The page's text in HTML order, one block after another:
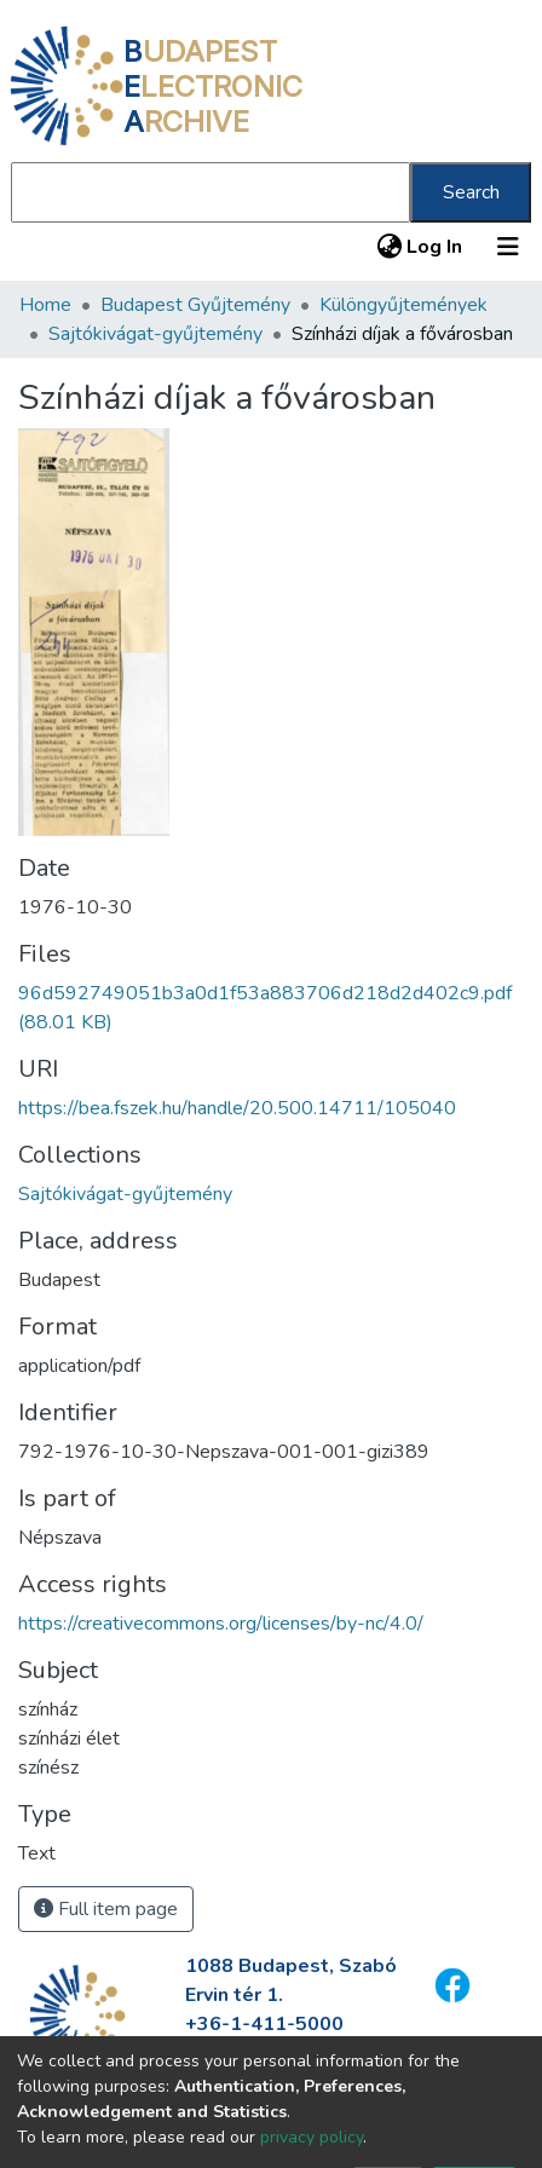
BUDAPEST
ELECTRONIC
ARCHIVE
Search
Log In (current)
Communities & Collections
Statistics
About us
Home Budapest Gyűjtemény
Különgyűjtemények
Sajtókivágat-gyűjtemény
Színházi díjak a fővárosban
Színházi díjak a fővárosban
Date
1976-10-30
Files
96d592749051b3a0d1f53a883706d218d2d402c9.pdf
(88.01 KB)
URI
https://bea.fszek.hu/handle/20.500.14711/105040
Collections
Sajtókivágat-gyűjtemény
Place, address
Budapest
Format
application/pdf
Identifier
792-1976-10-30-Nepszava-001-001-gizi389
Is part of
Népszava
Access rights
https://creativecommons.org/licenses/by-nc/4.0/
Subject
színház
színházi élet
színész
Type
Text
Full item page
1088 Budapest, Szabó
Ervin tér 1.
+36-1-411-5000
info@fszek.hu
https://fszek.hu
We collect and process your personal information for the
following purposes: Authentication, Preferences,
Acknowledgement and Statistics.
To learn more, please read our privacy policy.